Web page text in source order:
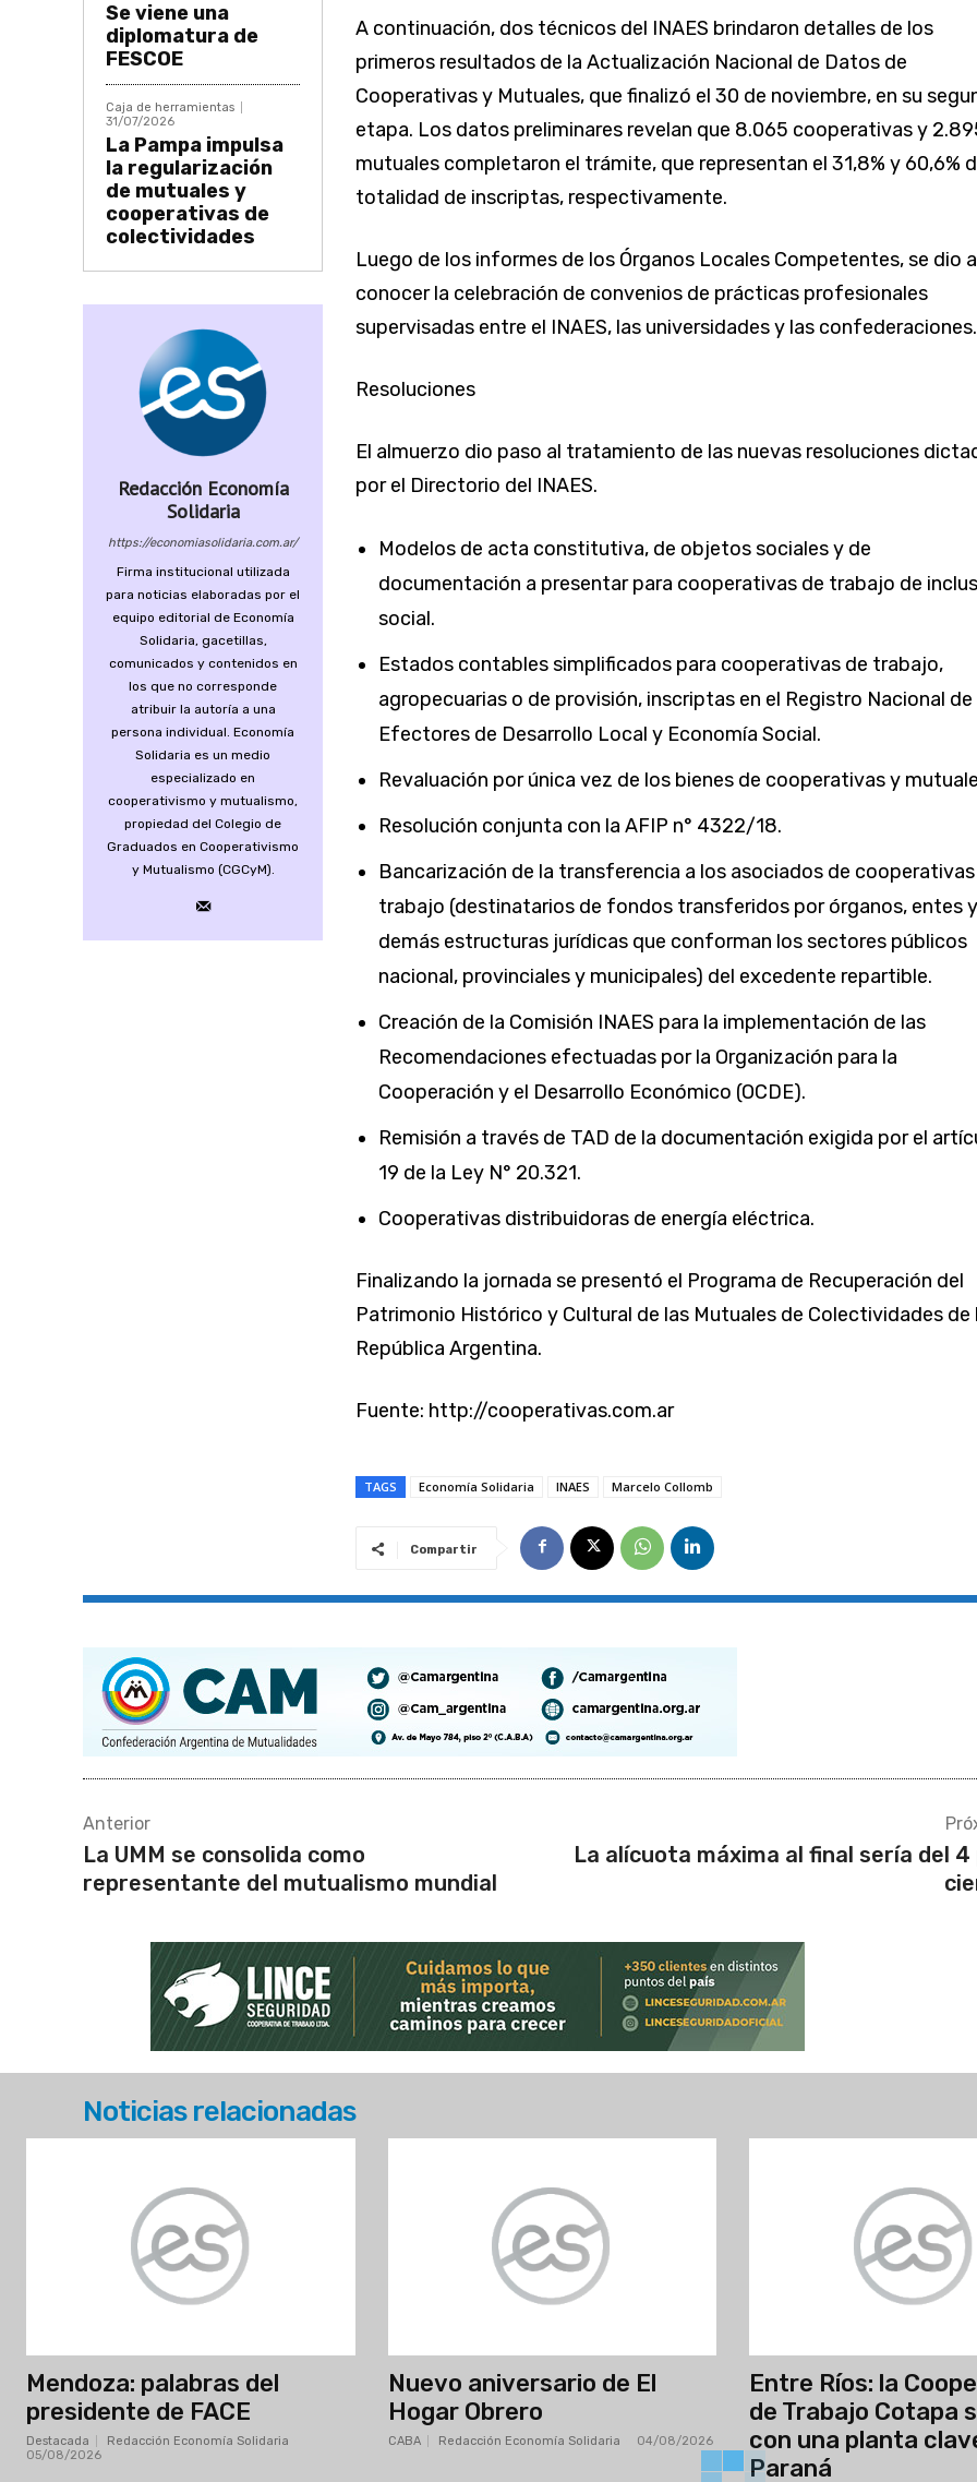
Se viene una
diplomatura de
FESCOE
Caja de herramientas
31/07/2026
La Pampa impulsa
la regularización
de mutuales y
cooperativas de
colectividades
Redacción Economía
Solidaria
https://economiasolidaria.com.ar/
Firma institucional utilizada
para noticias elaboradas por el
equipo editorial de Economía
Solidaria, gacetillas,
comunicados y contenidos en
los que no corresponde
atribuir la autoría a una
persona individual. Economía
Solidaria es un medio
especializado en
cooperativismo y mutualismo,
propiedad del Colegio de
Graduados en Cooperativismo
y Mutualismo (CGCyM).
A continuación, dos técnicos del INAES brindaron detalles de los
primeros resultados de la Actualización Nacional de Datos de
Cooperativas y Mutuales, que finalizó el 30 de noviembre, en su
etapa. Los datos preliminares revelan que 8.065 cooperativas y
mutuales completaron el trámite, que representan el 31,8% y 60,6%
totalidad de inscriptas, respectivamente.
Luego de los informes de los Órganos Locales Competentes, se dio a
conocer la celebración de convenios de prácticas profesionales
supervisadas entre el INAES, las universidades y las confederaciones.
Resoluciones
El almuerzo dio paso al tratamiento de las nuevas resoluciones
por el Directorio del INAES.
Modelos de acta constitutiva, de objetos sociales y de
documentación a presentar para cooperativas de trabajo de
social.
Estados contables simplificados para cooperativas de trabajo,
agropecuarias o de provisión, inscriptas en el Registro Nacional de
Efectores de Desarrollo Local y Economía Social.
Revaluación por única vez de los bienes de cooperativas y
Resolución conjunta con la AFIP n° 4322/18.
Bancarización de la transferencia a los asociados de
trabajo (destinatarios de fondos transferidos por órganos, entes y
demás estructuras jurídicas que conforman los sectores públicos
nacional, provinciales y municipales) del excedente repartible.
Creación de la Comisión INAES para la implementación de las
Recomendaciones efectuadas por la Organización para la
Cooperación y el Desarrollo Económico (OCDE).
Remisión a través de TAD de la documentación exigida por el
19 de la Ley N° 20.321.
Cooperativas distribuidoras de energía eléctrica.
Finalizando la jornada se presentó el Programa de Recuperación del
Patrimonio Histórico y Cultural de las Mutuales de Colectividades de
República Argentina.
Fuente: http://cooperativas.com.ar
TAGS Economía Solidaria INAES Marcelo Collomb
Compartir
Anterior
La UMM se consolida como
representante del mutualismo mundial
La alícuota máxima al final sería del 4
Noticias relacionadas
Mendoza: palabras del
presidente de FACE
Destacada Redacción Economía Solidaria
05/08/2026
Nuevo aniversario de El
Hogar Obrero
CABA Redacción Economía Solidaria 04/08/2026
Entre Ríos: la
de Trabajo Cotapa
con una planta
Paraná